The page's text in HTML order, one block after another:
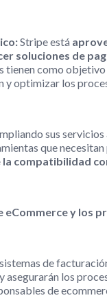
Stripe está
soluciones de
tienen como
y optimizar los
sus servicios
que
la compatibilidad
eCommerce y los
de
los
de